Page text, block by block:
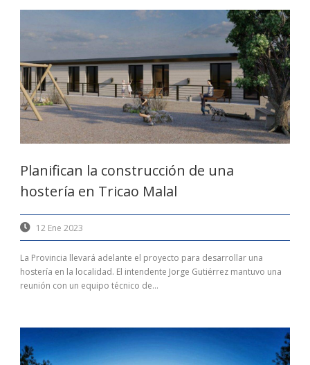
Planifican la construcción de una
hostería en Tricao Malal
12 Ene 2023
La Provincia llevará adelante el proyecto para desarrollar una
hostería en la localidad. El intendente Jorge Gutiérrez mantuvo una
reunión con un equipo técnico de...